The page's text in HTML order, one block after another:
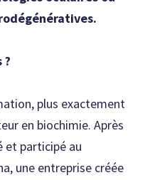
?
plus exactement
en biochimie. Après
et participé au
une entreprise créée